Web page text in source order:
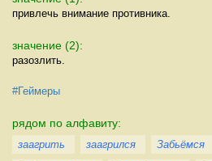
привлечь внимание противника.
значение (2):
разозлить.
#Геймеры
рядом по алфавиту:
заагрить заагрился Забьёмся